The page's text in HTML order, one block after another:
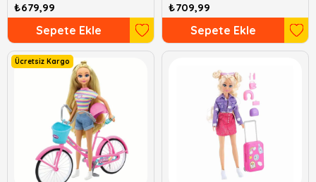
₺679,99
Sepete Ekle
₺709,99
Sepete Ekle
Ücretsiz Kargo